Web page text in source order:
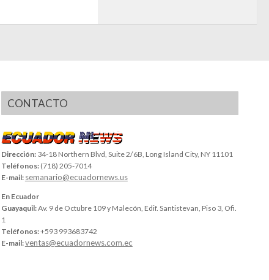
CONTACTO
Dirección: 34-18 Northern Blvd, Suite 2/6B, Long Island City, NY 11101
Teléfonos: (718) 205-7014
E-mail: semanario@ecuadornews.us
En Ecuador
Guayaquil:Av. 9 de Octubre 109 y Malecón, Edif. Santistevan, Piso 3, Ofi.
1
Teléfonos:+593 993683742
E-mail:ventas@ecuadornews.com.ec